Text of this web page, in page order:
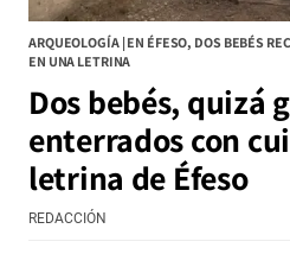
ARQUEOLOGÍA | EN ÉFESO, DOS BEBÉS
EN UNA LETRINA
Dos bebés, quizá
enterrados con
letrina de Éfeso
REDACCIÓN